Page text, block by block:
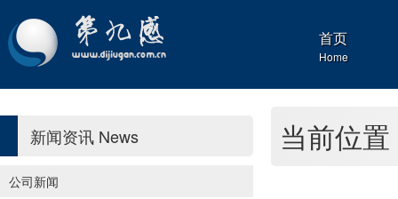
首页
Home
新闻资讯 News
公司新闻
当前位